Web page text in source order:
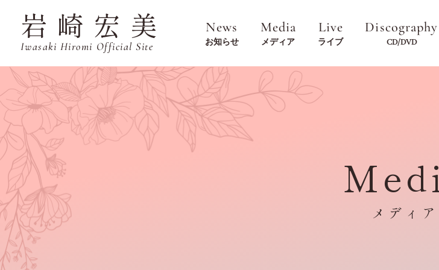
岩崎宏美
Iwasaki Hiromi Official Site
News
お知らせ
Media
メディア
Live
ライブ
Discography
CD/DVD
メディア